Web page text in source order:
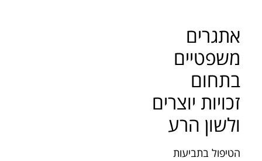
אתגרים
משפטיים
בתחום
זכויות יוצרים
ולשון הרע
הטיפול בתביעות